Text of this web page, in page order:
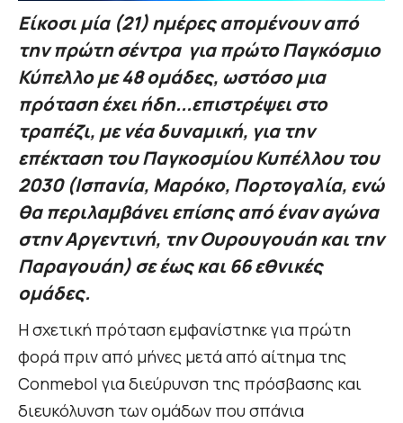
Είκοσι μία (21) ημέρες απομένουν από
την πρώτη σέντρα για πρώτο Παγκόσμιο
Κύπελλο με 48 ομάδες, ωστόσο μια
πρόταση έχει ήδη...επιστρέψει στο
τραπέζι, με νέα δυναμική, για την
επέκταση του Παγκοσμίου Κυπέλλου του
2030 (Ισπανία, Μαρόκο, Πορτογαλία, ενώ
θα περιλαμβάνει επίσης από έναν αγώνα
στην Αργεντινή, την Ουρουγουάη και την
Παραγουάη) σε έως και 66 εθνικές
ομάδες.
Η σχετική πρόταση εμφανίστηκε για πρώτη
φορά πριν από μήνες μετά από αίτημα της
Conmebol για διεύρυνση της πρόσβασης και
διευκόλυνση των ομάδων που σπάνια